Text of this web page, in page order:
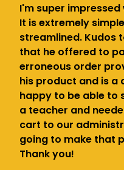
I'm super
It is extremely
streamlined. Kudos
that he offered to
erroneous order
his product and is a
happy to be able to
a teacher and
cart to our
going to make that
Thank you!